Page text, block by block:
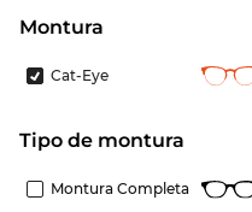
Montura
Cat-Eye
Tipo de montura
Montura Completa